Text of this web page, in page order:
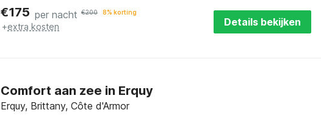
€175 per nacht €200 8% korting
+extra kosten Details bekijken
Comfort aan zee in Erquy
Erquy, Brittany, Côte d'Armor